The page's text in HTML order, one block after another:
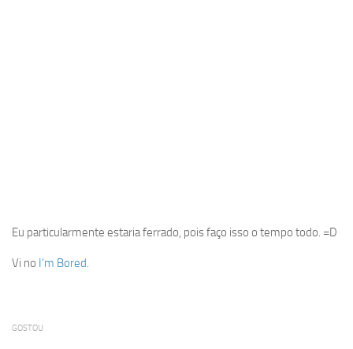
Eu particularmente estaria ferrado, pois faço isso o tempo todo. =D
Vi no I’m Bored.
GOSTOU